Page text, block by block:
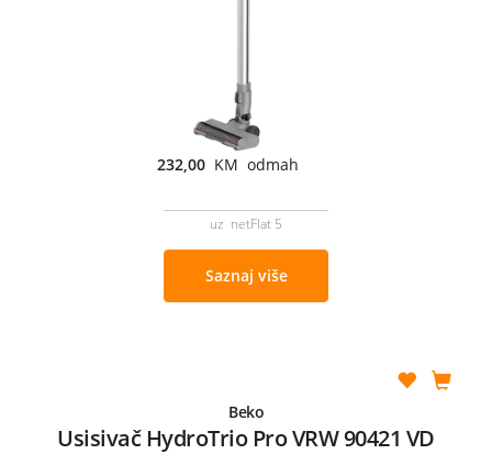
232,00 KM odmah
uz netFlat 5
Saznaj više
Beko
Usisivač HydroTrio Pro VRW 90421 VD